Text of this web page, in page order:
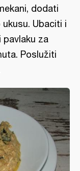
dodati
Ubaciti i
pavlaku za
Poslužiti